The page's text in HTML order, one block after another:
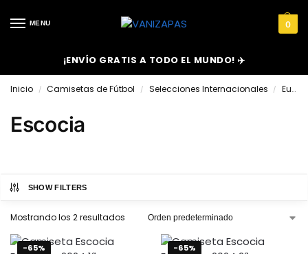
MENU 0
¡ENVÍO GRATIS A TODO EL MUNDO! ✈️
Inicio / Camisetas de Fútbol / Selecciones Internacionales / Europa
Escocia
SHOW FILTERS
Mostrando los 2 resultados
-65% -65%